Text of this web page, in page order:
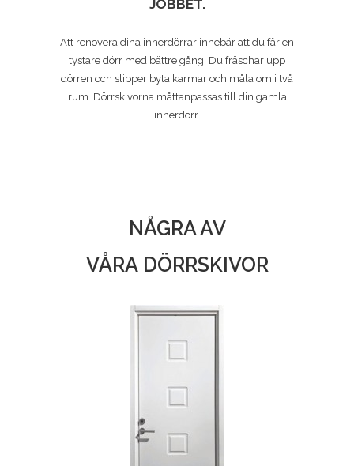
JOBBET.
Att renovera dina innerdörrar innebär att du får en
tystare dörr med bättre gång. Du fräschar upp
dörren och slipper byta karmar och måla om i två
rum. Dörrskivorna måttanpassas till din gamla
innerdörr.
NÅGRA AV
VÅRA DÖRRSKIVOR